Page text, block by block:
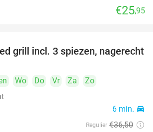
food
food
€25,95
34%
grill incl. 3 spiezen, nagerecht
Wo Do Vr Za
Zo
6 min. directions_car
Regulier €36,50